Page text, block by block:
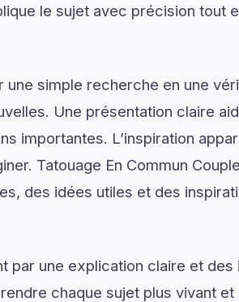
le sujet avec précision tout
simple recherche en une
Une présentation claire
importantes. L’inspiration
Tatouage En Commun
des idées utiles et des
par une explication claire et des
chaque sujet plus vivant et